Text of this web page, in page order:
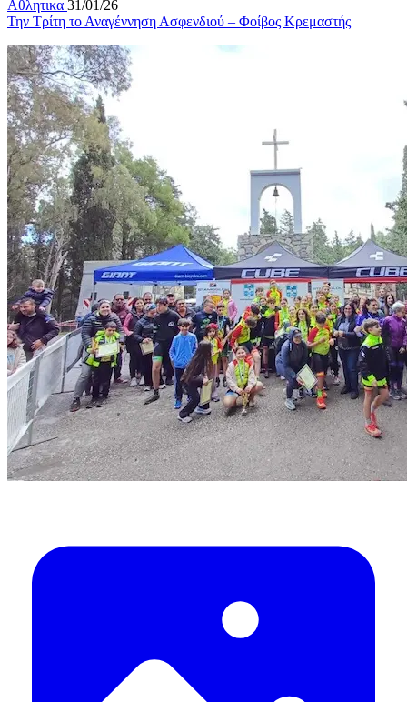
Αθλητικα 31/01/26
Την Τρίτη το Αναγέννηση Ασφενδιού – Φοίβος Κρεμαστής